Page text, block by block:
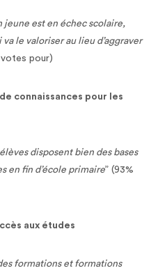
jeune est en échec scolaire,
le valoriser au lieu d’aggraver
pour)
connaissances pour les
élèves disposent bien des bases
en fin d’école primaire” (93%
aux études
formations et formations